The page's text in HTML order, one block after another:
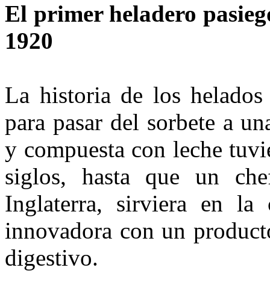
El primer heladero
1920
La historia de los
para pasar del sorbete a
y compuesta con leche
siglos, hasta que un
Inglaterra, sirviera en la
innovadora con un
digestivo.